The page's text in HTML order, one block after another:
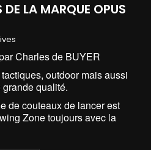
DE LA MARQUE OPUS
Charles de BUYER
outdoor mais aussi
qualité.
de couteaux de lancer est
Zone toujours avec la